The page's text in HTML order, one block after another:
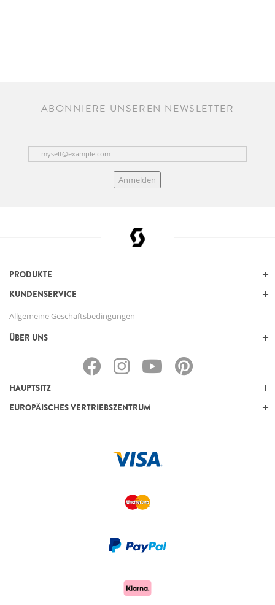
ABONNIERE UNSEREN NEWSLETTER
Anmelden
PRODUKTE
KUNDENSERVICE
Allgemeine Geschäftsbedingungen
ÜBER UNS
HAUPTSITZ
EUROPÄISCHES VERTRIEBSZENTRUM